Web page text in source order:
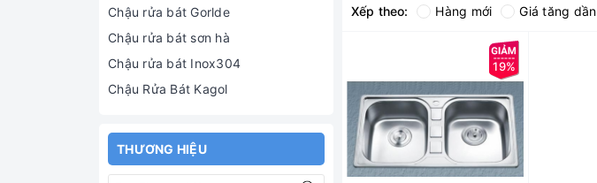
Chậu rửa bát Gorlde
Chậu rửa bát sơn hà
Chậu rửa bát Inox304
Chậu Rửa Bát Kagol
THƯƠNG HIỆU
Xếp theo: Hàng mới Giá tăng dần
19%